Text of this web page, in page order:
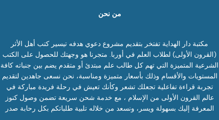
من نحن
مكتبة دار الهداية تفتخر بتقديم مشروع دعوي هدفه تيسير كتب أهل الأثر
(القرون الأولى) لطلاب العلم في أوربا. متجرنا هو وجهتك للحصول على الكتب
الشرعية المتميزة التي تهم كل طالب علم مبتدئ أو متقدم يضم بين جنباته كافة
المستويات والأقسام وذلك بأسعار متميزة ومناسبة، نحن نسعى جاهدين لتقديم
تجربة قراءة تفاعلية تجعلك تشعر وكأنك تعيش في رحلة فريدة مباركة في
عالم القرون الأولى من الإسلام ، مع خدمة شحن سريعة تضمن وصول كنوز
المعرفة إليك بسهولة ويسر، ونسعد من خلاله تلبية طلباتكم بكل رحابة صدر